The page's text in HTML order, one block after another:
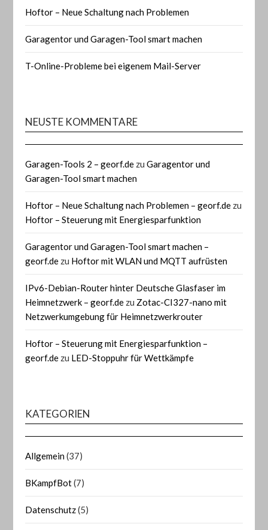
Hoftor – Neue Schaltung nach Problemen
Garagentor und Garagen-Tool smart machen
T-Online-Probleme bei eigenem Mail-Server
NEUSTE KOMMENTARE
Garagen-Tools 2 – georf.de zuGaragentor und
Garagen-Tool smart machen
Hoftor – Neue Schaltung nach Problemen – georf.de zu
Hoftor – Steuerung mit Energiesparfunktion
Garagentor und Garagen-Tool smart machen –
georf.de zu Hoftor mit WLAN und MQTT aufrüsten
IPv6-Debian-Router hinter Deutsche Glasfaser im
Heimnetzwerk – georf.de zu Zotac-CI327-nano mit
Netzwerkumgebung für Heimnetzwerkrouter
Hoftor – Steuerung mit Energiesparfunktion –
georf.de zu LED-Stoppuhr für Wettkämpfe
KATEGORIEN
Allgemein(37)
BKampfBot(7)
Datenschutz(5)